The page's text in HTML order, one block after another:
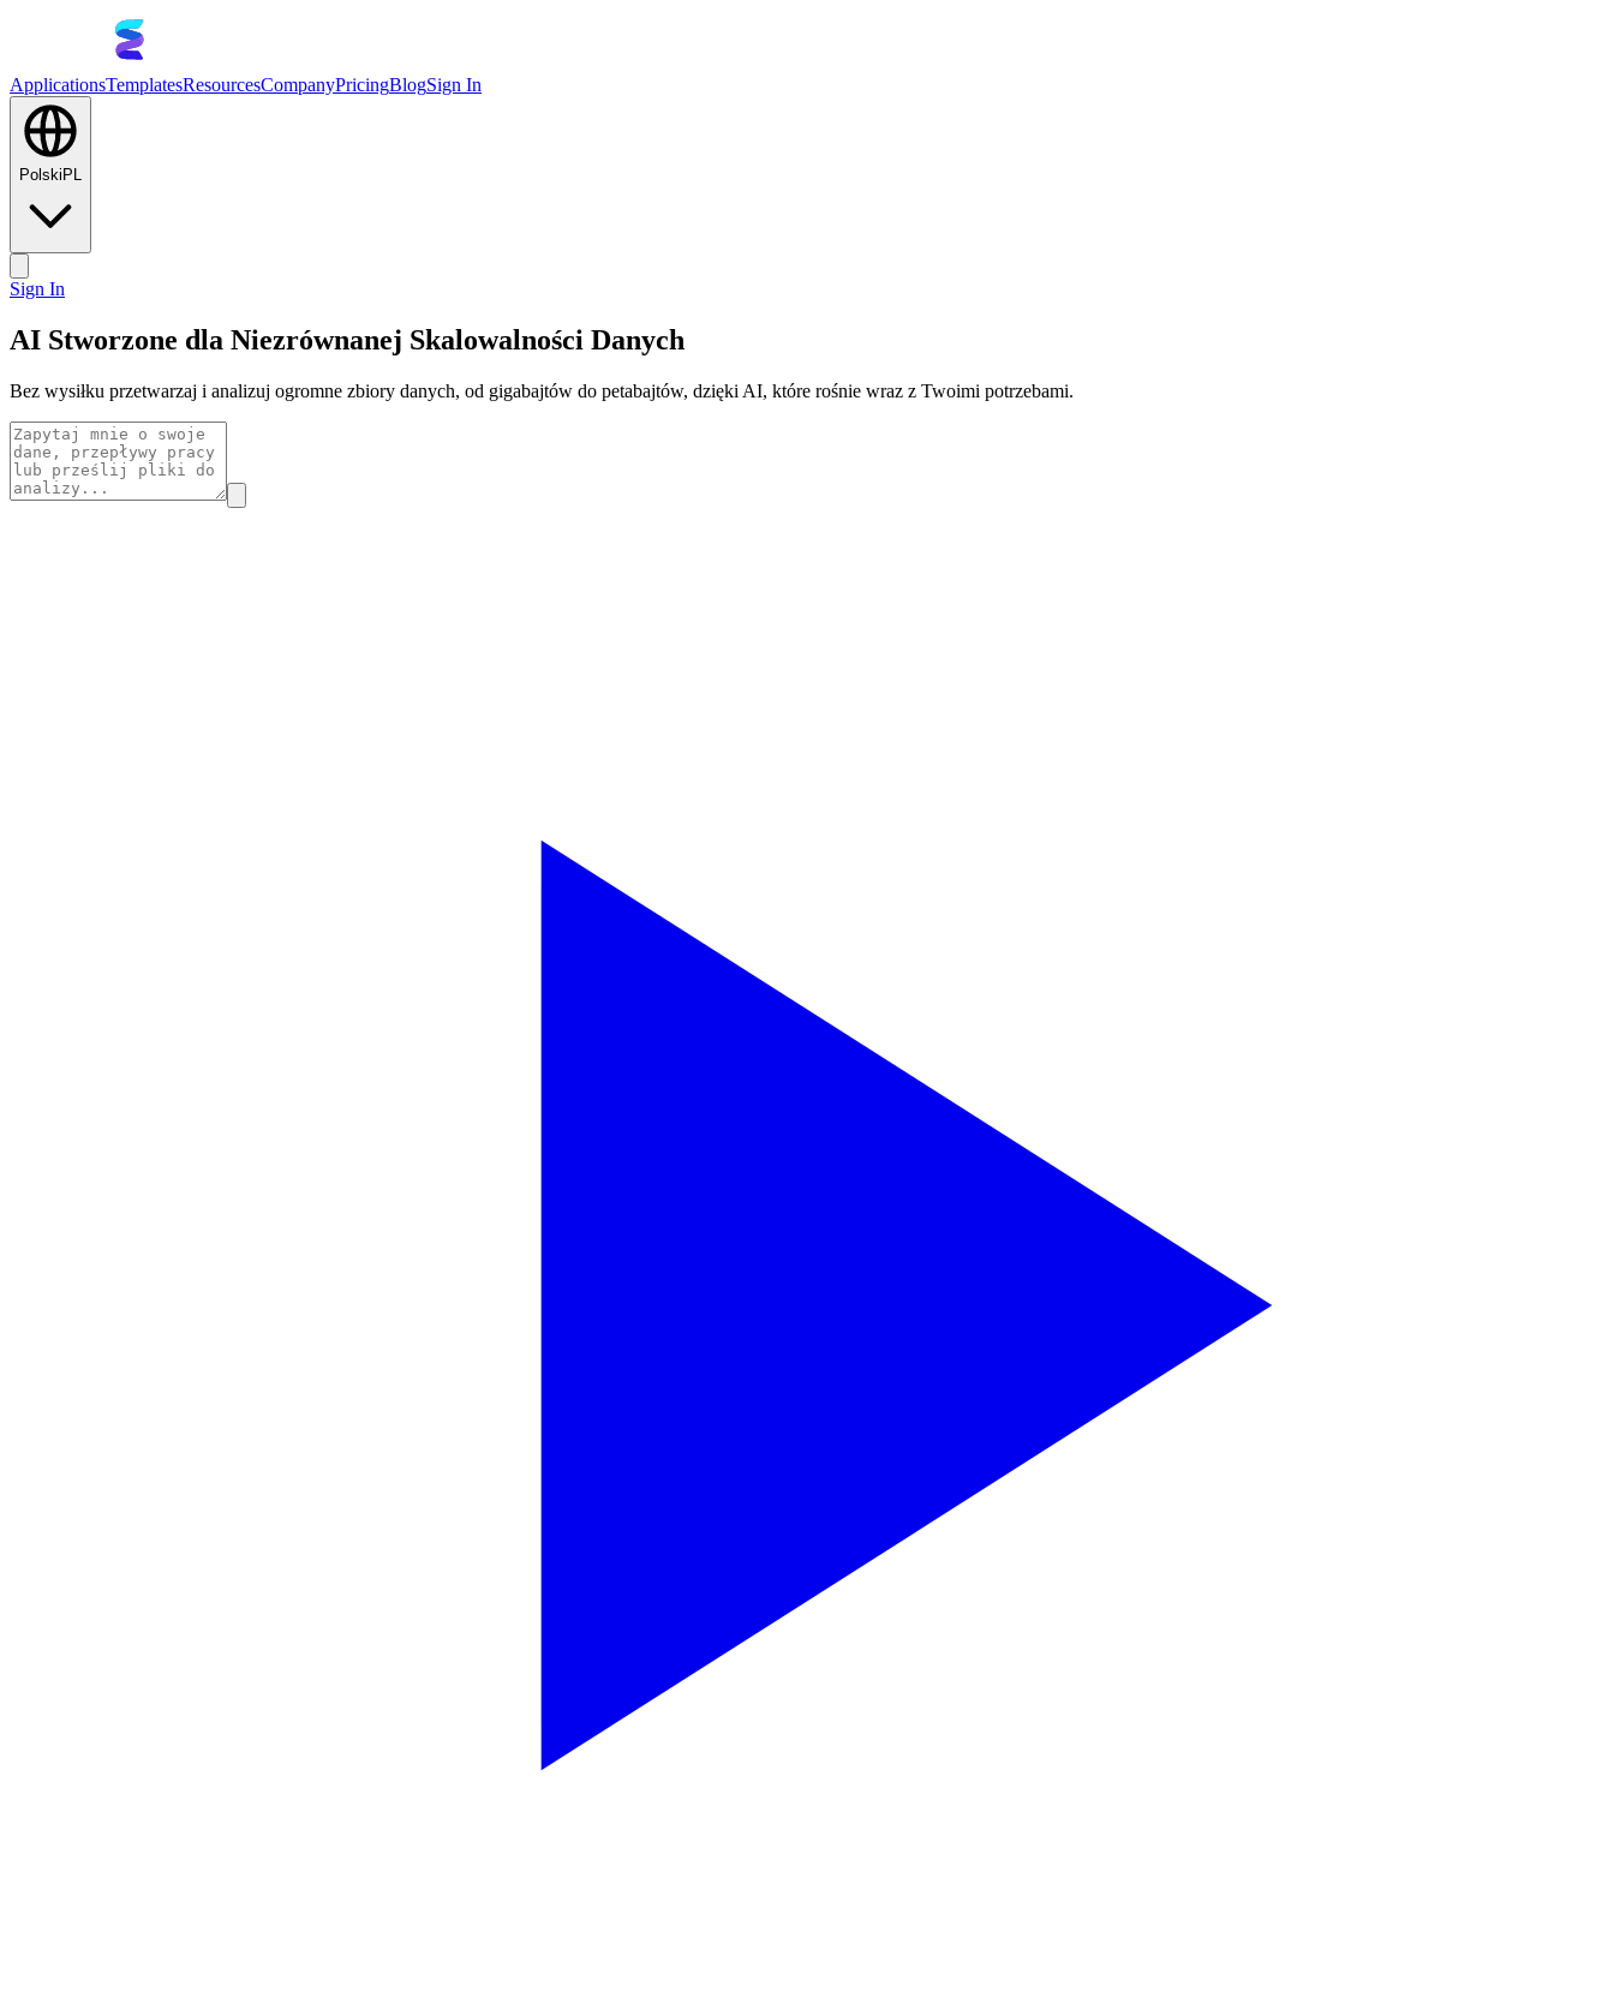
ApplicationsTemplatesResourcesCompanyPricingBlogSign In
Polski PL
Sign In
AI Stworzone dla Niezrównanej Skalowalności Danych
Bez wysiłku przetwarzaj i analizuj ogromne zbiory danych, od gigabajtów do petabajtów, dzięki AI, które rośnie wraz z Twoimi potrzebami.